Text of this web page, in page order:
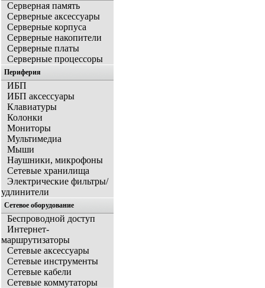
Серверная память
Серверные аксессуары
Серверные корпуса
Серверные накопители
Серверные платы
Серверные процессоры
Периферия
ИБП
ИБП аксессуары
Клавиатуры
Колонки
Мониторы
Мультимедиа
Мыши
Наушники, микрофоны
Сетевые хранилища
Электрические фильтры/
удлинители
Сетевое оборудование
Беспроводной доступ
Интернет-
маршрутизаторы
Сетевые аксессуары
Сетевые инструменты
Сетевые кабели
Сетевые коммутаторы